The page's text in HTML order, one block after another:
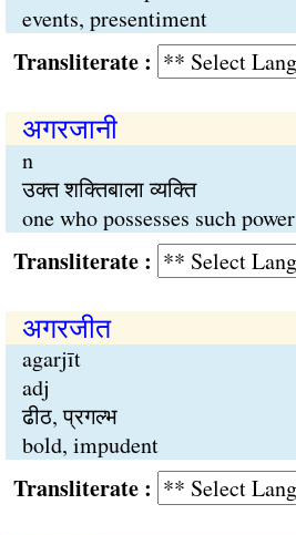
events, presentiment
:
अगरजानी
n
उक्त शक्तिबाला व्यक्ति
one who possesses such power
:
अगरजीत
agarjīt
adj
ढीठ, प्रगल्भ
bold, impudent
: